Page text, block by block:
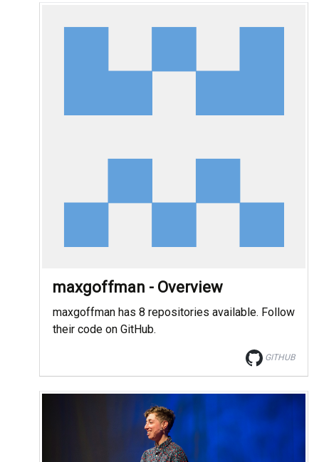
maxgoffman - Overview
maxgoffman has 8 repositories available. Follow
their code on GitHub.
GITHUB